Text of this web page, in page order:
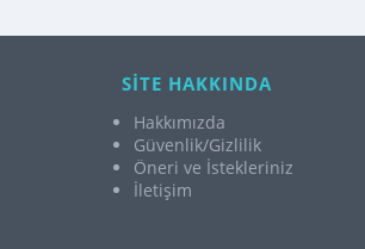
SİTE HAKKINDA
Hakkımızda
Güvenlik/Gizlilik
Öneri ve İstekleriniz
İletişim